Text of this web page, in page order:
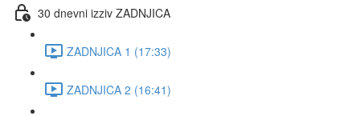
30 dnevni izziv ZADNJICA
ZADNJICA 1 (17:33)
ZADNJICA 2 (16:41)